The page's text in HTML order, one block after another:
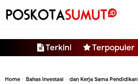
Terkini Terpopuler
Home » Bahas Investasi » dan Kerja Sama Pendidikan